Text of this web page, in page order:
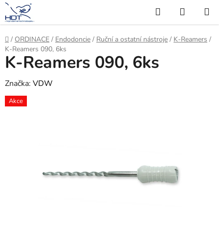
Přejít
na
obsah
Hledat
KOŠÍK
Domů
/ ORDINACE / Endodoncie / Ruční a ostatní nástroje / K-Reamers /
K-Reamers 090, 6ks
K-Reamers 090, 6ks
Značka: VDW
Akce